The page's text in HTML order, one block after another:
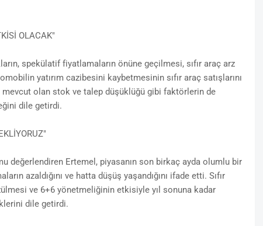
OLACAK"
spekülatif fiyatlamaların önüne geçilmesi, sıfır araç arz
yatırım cazibesini kaybetmesinin sıfır araç satışlarını
mevcut olan stok ve talep düşüklüğü gibi faktörlerin de
dile getirdi.
değerlendiren Ertemel, piyasanın son birkaç ayda olumlu bir
azaldığını ve hatta düşüş yaşandığını ifade etti. Sıfır
ve 6+6 yönetmeliğinin etkisiyle yıl sonuna kadar
dile getirdi.